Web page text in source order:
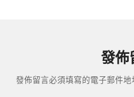
發佈
發佈留言必須填寫的電子郵件地